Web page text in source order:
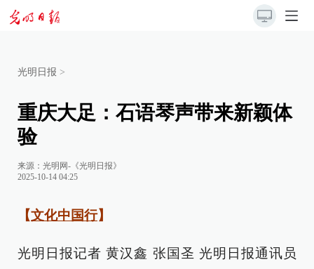
光明日报 >
重庆大足：石语琴声带来新颖体
验
来源： 光明网-《光明日报》
2025-10-14 04:25
【文化中国行】
光明日报记者 黄汉鑫 张国圣 光明日报通讯员